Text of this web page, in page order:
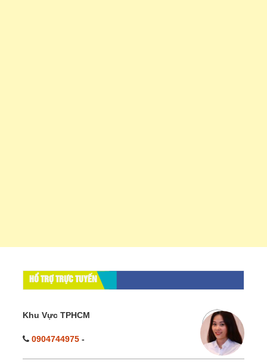
HỔ TRỢ TRỰC TUYẾN
Khu Vực TPHCM
0904744975 -